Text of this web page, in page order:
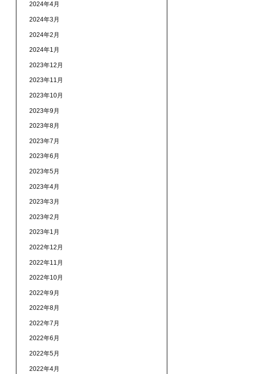
2024年4月
2024年3月
2024年2月
2024年1月
2023年12月
2023年11月
2023年10月
2023年9月
2023年8月
2023年7月
2023年6月
2023年5月
2023年4月
2023年3月
2023年2月
2023年1月
2022年12月
2022年11月
2022年10月
2022年9月
2022年8月
2022年7月
2022年6月
2022年5月
2022年4月